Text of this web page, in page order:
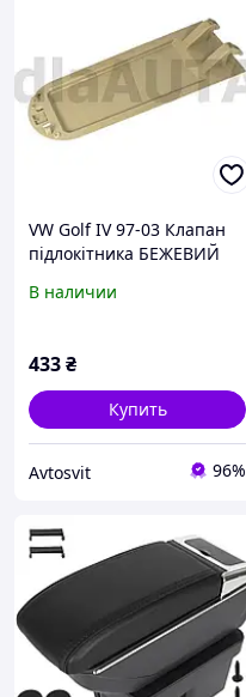
VW Golf IV 97-03 Клапан
підлокітника БЕЖЕВИЙ
В наличии
433₴
Купить
Avtosvit 96%